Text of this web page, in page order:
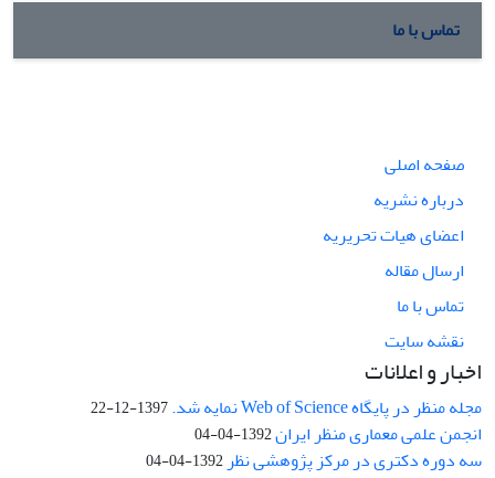
تماس با ما
صفحه اصلی
درباره نشریه
اعضای هیات تحریریه
ارسال مقاله
تماس با ما
نقشه سایت
اخبار و اعلانات
مجله منظر در پایگاه Web of Science نمایه شد. 1397-12-22
انجمن علمی معماری منظر ایران1392-04-04
سه دوره دکتری در مرکز پژوهشی نظر 1392-04-04